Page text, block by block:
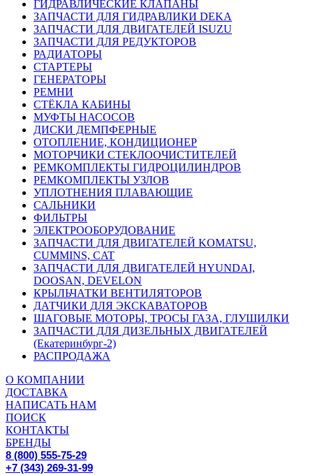
ГИДРАВЛИЧЕСКИЕ КЛАПАНЫ
ЗАПЧАСТИ ДЛЯ ГИДРАВЛИКИ DEKA
ЗАПЧАСТИ ДЛЯ ДВИГАТЕЛЕЙ ISUZU
ЗАПЧАСТИ ДЛЯ РЕДУКТОРОВ
РАДИАТОРЫ
СТАРТЕРЫ
ГЕНЕРАТОРЫ
РЕМНИ
СТЁКЛА КАБИНЫ
МУФТЫ НАСОСОВ
ДИСКИ ДЕМПФЕРНЫЕ
ОТОПЛЕНИЕ, КОНДИЦИОНЕР
МОТОРЧИКИ СТЕКЛООЧИСТИТЕЛЕЙ
РЕМКОМПЛЕКТЫ ГИДРОЦИЛИНДРОВ
РЕМКОМПЛЕКТЫ УЗЛОВ
УПЛОТНЕНИЯ ПЛАВАЮЩИЕ
САЛЬНИКИ
ФИЛЬТРЫ
ЭЛЕКТРООБОРУДОВАНИЕ
ЗАПЧАСТИ ДЛЯ ДВИГАТЕЛЕЙ KOMATSU,
CUMMINS, CAT
ЗАПЧАСТИ ДЛЯ ДВИГАТЕЛЕЙ HYUNDAI,
DOOSAN, DEVELON
КРЫЛЬЧАТКИ ВЕНТИЛЯТОРОВ
ДАТЧИКИ ДЛЯ ЭКСКАВАТОРОВ
ШАГОВЫЕ МОТОРЫ, ТРОСЫ ГАЗА, ГЛУШИЛКИ
ЗАПЧАСТИ ДЛЯ ДИЗЕЛЬНЫХ ДВИГАТЕЛЕЙ
(Екатеринбург-2)
РАСПРОДАЖА
О КОМПАНИИ
ДОСТАВКА
НАПИСАТЬ НАМ
ПОИСК
КОНТАКТЫ
БРЕНДЫ
8 (800) 555-75-29
+7 (343) 269-31-99